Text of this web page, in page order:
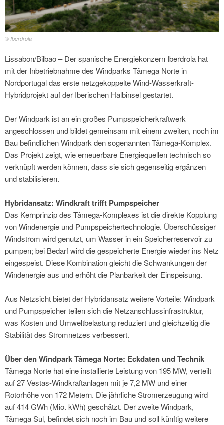
© Iberdrola
Lissabon/Bilbao – Der spanische Energiekonzern Iberdrola hat
mit der Inbetriebnahme des Windparks Tâmega Norte in
Nordportugal das erste netzgekoppelte Wind-Wasserkraft-
Hybridprojekt auf der Iberischen Halbinsel gestartet.
Der Windpark ist an ein großes Pumpspeicherkraftwerk
angeschlossen und bildet gemeinsam mit einem zweiten, noch im
Bau befindlichen Windpark den sogenannten Tâmega-Komplex.
Das Projekt zeigt, wie erneuerbare Energiequellen technisch so
verknüpft werden können, dass sie sich gegenseitig ergänzen
und stabilisieren.
Hybridansatz: Windkraft trifft Pumpspeicher
Das Kernprinzip des Tâmega-Komplexes ist die direkte Kopplung
von Windenergie und Pumpspeichertechnologie. Überschüssiger
Windstrom wird genutzt, um Wasser in ein Speicherreservoir zu
pumpen; bei Bedarf wird die gespeicherte Energie wieder ins Netz
eingespeist. Diese Kombination gleicht die Schwankungen der
Windenergie aus und erhöht die Planbarkeit der Einspeisung.
Aus Netzsicht bietet der Hybridansatz weitere Vorteile: Windpark
und Pumpspeicher teilen sich die Netzanschlussinfrastruktur,
was Kosten und Umweltbelastung reduziert und gleichzeitig die
Stabilität des Stromnetzes verbessert.
Über den Windpark Tâmega Norte: Eckdaten und Technik
Tâmega Norte hat eine installierte Leistung von 195 MW, verteilt
auf 27 Vestas-Windkraftanlagen mit je 7,2 MW und einer
Rotorhöhe von 172 Metern. Die jährliche Stromerzeugung wird
auf 414 GWh (Mio. kWh) geschätzt. Der zweite Windpark,
Tâmega Sul, befindet sich noch im Bau und soll künftig weitere